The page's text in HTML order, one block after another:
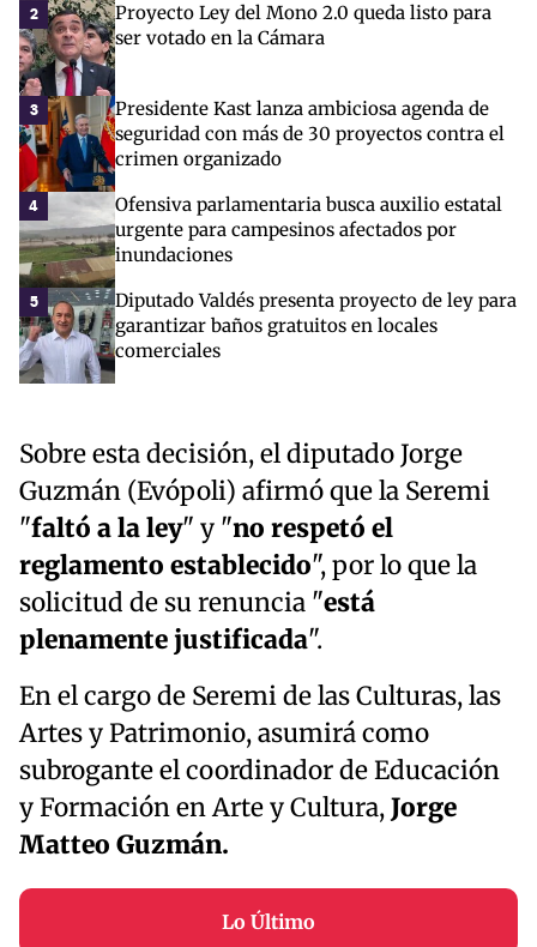
2
Proyecto Ley del Mono 2.0 queda listo para
ser votado en la Cámara
3
Presidente Kast lanza ambiciosa agenda de
seguridad con más de 30 proyectos contra el
crimen organizado
4
Ofensiva parlamentaria busca auxilio estatal
urgente para campesinos afectados por
inundaciones
5
Diputado Valdés presenta proyecto de ley para
garantizar baños gratuitos en locales
comerciales
Sobre esta decisión, el diputado Jorge
Guzmán (Evópoli) afirmó que la Seremi
"faltó a la ley" y "no respetó el
reglamento establecido", por lo que la
solicitud de su renuncia "está
plenamente justificada".
En el cargo de Seremi de las Culturas, las
Artes y Patrimonio, asumirá como
subrogante el coordinador de Educación
y Formación en Arte y Cultura,Jorge
Matteo Guzmán.
Lo Último